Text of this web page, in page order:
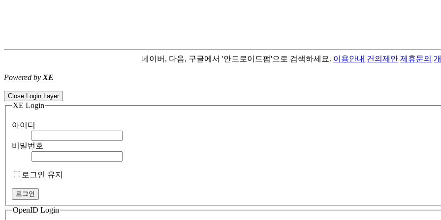
네이버, 다음, 구글에서 '안드로이드펍'으로 검색하세요. 이용안내 건의제안 제휴문의
Powered by XE
Close Login Layer
XE Login
아이디
비밀번호
로그인 유지
OpenID Login